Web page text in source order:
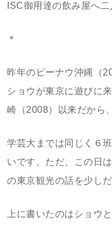
ISC御用達の飲み屋へ二
＊
昨年のピーナウ沖縄（
ショウが東京に遊びに
崎（2008）以来だから
学芸大までは同じく６
いです。ただ、この日
の東京観光の話を少し
上に書いたのはショウ